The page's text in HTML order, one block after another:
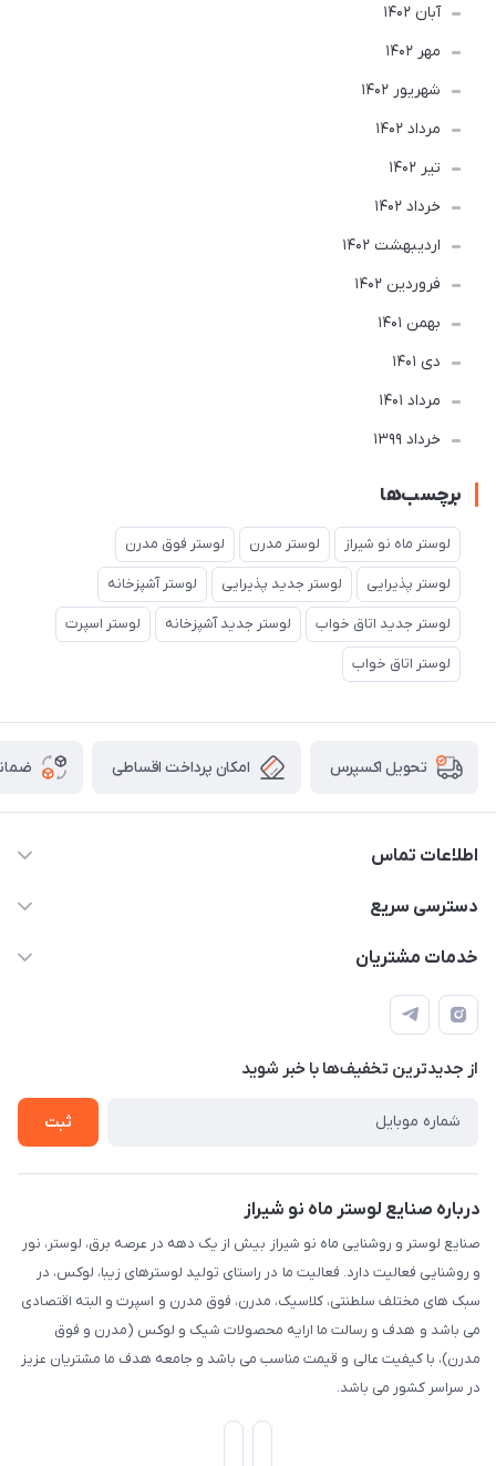
آبان 1402
مهر 1402
شهریور 1402
مرداد 1402
تير 1402
خرداد 1402
ارديبهشت 1402
فروردین 1402
بهمن 1401
دی 1401
مرداد 1401
خرداد 1399
برچسب‌ها
لوستر ماه نو شیراز لوستر مدرن لوستر فوق مدرن
لوستر پذیرایی لوستر جدید پذیرایی لوستر آشپزخانه
لوستر جدید اتاق خواب لوستر جدید آشپزخانه لوستر اسپرت
لوستر اتاق خواب
تحویل اکسپرس امکان پرداخت اقساطی
اطلاعات تماس
09171115348
طبقه همکف واحد 131
دسترسی سریع
مجله فروشگاه
درباره ما
تماس با ما
خدمات مشتریان
قوانین و مقررات
حریم خصوصی
راهنما
از جدید‌ترین تخفیف‌ها با‌ خبر شوید
ثبت
درباره صنایع لوستر ماه نو شیراز
صنایع لوستر و روشنایی ماه نو شیراز بیش از یک دهه در عرصه برق، لوستر، نور
و روشنایی فعالیت دارد. فعالیت ما در راستای تولید لوسترهای زیبا، لوکس، در
سبک های مختلف سلطنتی، کلاسیک، مدرن، فوق مدرن و اسپرت و البته اقتصادی
می باشد و هدف و رسالت ما ارایه محصولات شیک و لوکس (مدرن و فوق
مدرن)، با کیفیت عالی و قیمت مناسب می باشد و جامعه هدف ما مشتریان عزیز
در سراسر کشور می باشد.